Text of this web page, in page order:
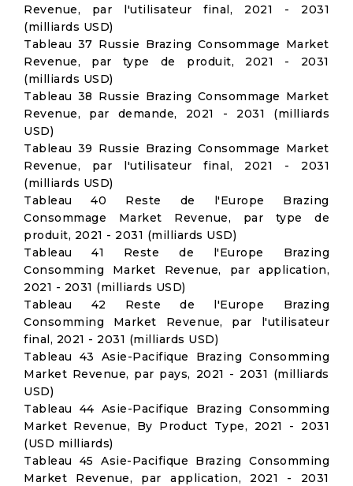
Revenue, par l'utilisateur final, 2021 - 2031
(milliards USD)
Tableau 37 Russie Brazing Consommage Market
Revenue, par type de produit, 2021 - 2031
(milliards USD)
Tableau 38 Russie Brazing Consommage Market
Revenue, par demande, 2021 - 2031 (milliards
USD)
Tableau 39 Russie Brazing Consommage Market
Revenue, par l'utilisateur final, 2021 - 2031
(milliards USD)
Tableau 40 Reste de l'Europe Brazing
Consommage Market Revenue, par type de
produit, 2021 - 2031 (milliards USD)
Tableau 41 Reste de l'Europe Brazing
Consomming Market Revenue, par application,
2021 - 2031 (milliards USD)
Tableau 42 Reste de l'Europe Brazing
Consomming Market Revenue, par l'utilisateur
final, 2021 - 2031 (milliards USD)
Tableau 43 Asie-Pacifique Brazing Consomming
Market Revenue, par pays, 2021 - 2031 (milliards
USD)
Tableau 44 Asie-Pacifique Brazing Consomming
Market Revenue, By Product Type, 2021 - 2031
(USD milliards)
Tableau 45 Asie-Pacifique Brazing Consomming
Market Revenue, par application, 2021 - 2031